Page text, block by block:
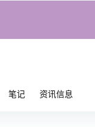
笔记 资讯信息